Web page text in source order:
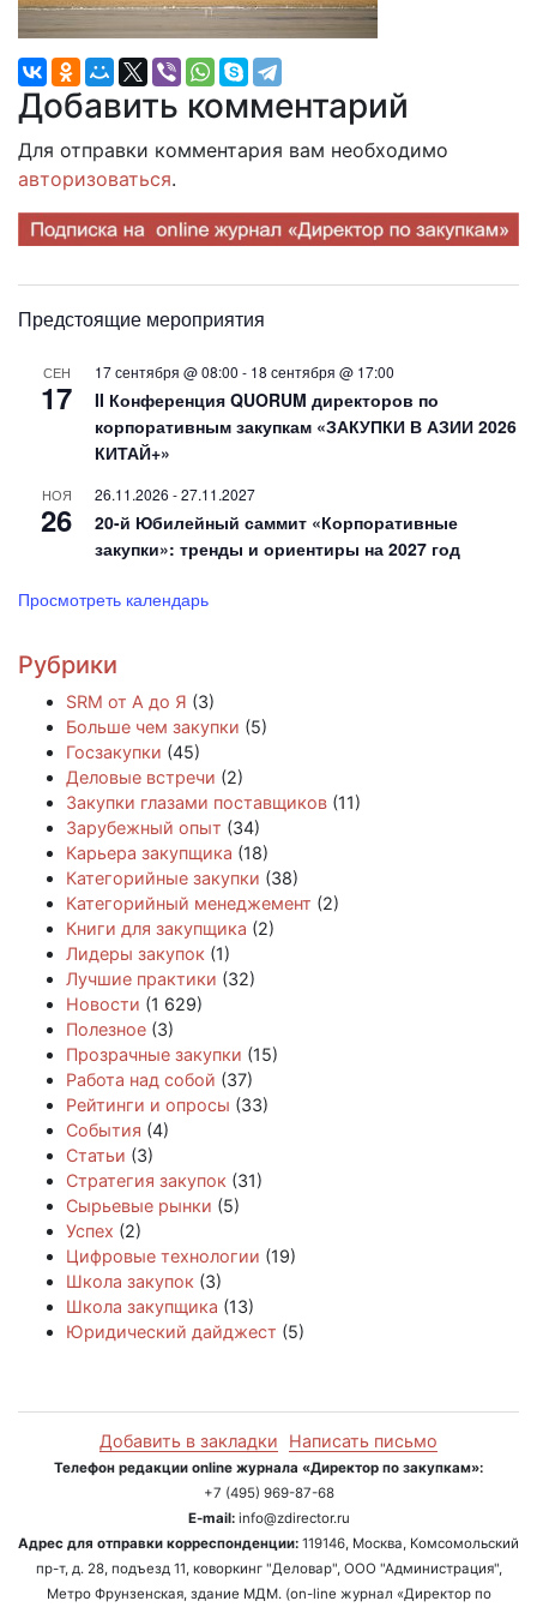
Добавить комментарий
Для отправки комментария вам необходимо
авторизоваться.
Предстоящие мероприятия
СЕН
17
17 сентября @ 08:00 - 18 сентября @ 17:00
II Конференция QUORUM директоров по
корпоративным закупкам «ЗАКУПКИ В АЗИИ 2026
КИТАЙ+»
НОЯ
26
26.11.2026 -27.11.2027
20-й Юбилейный саммит «Корпоративные
закупки»: тренды и ориентиры на 2027 год
Просмотреть календарь
Рубрики
SRM от А до Я (3)
Больше чем закупки (5)
Госзакупки (45)
Деловые встречи (2)
Закупки глазами поставщиков (11)
Зарубежный опыт (34)
Карьера закупщика (18)
Категорийные закупки (38)
Категорийный менеджемент (2)
Книги для закупщика (2)
Лидеры закупок (1)
Лучшие практики (32)
Новости (1 629)
Полезное (3)
Прозрачные закупки (15)
Работа над собой (37)
Рейтинги и опросы (33)
События (4)
Статьи (3)
Стратегия закупок (31)
Сырьевые рынки (5)
Успех (2)
Цифровые технологии (19)
Школа закупок (3)
Школа закупщика (13)
Юридический дайджест (5)
Добавить в закладки Написать письмо
Телефон редакции online журнала «Директор по закупкам»:
+7 (495) 969-87-68
E-mail:info@zdirector.ru
Адрес для отправки корреспонденции: 119146, Москва, Комсомольский
пр-т, д. 28, подъезд 11, коворкинг "Деловар", ООО "Администрация",
Метро Фрунзенская, здание МДМ. (on-line журнал «Директор по